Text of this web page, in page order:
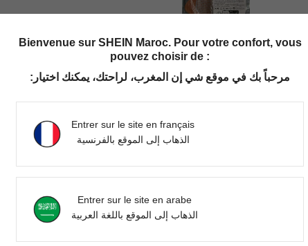
Utile (0)
Bienvenue sur SHEIN Maroc. Pour votre confort, vous
pouvez choisir de :
مرحباً بك في موقع شي إن المغرب، لراحتك، يمكنك اختيار:
Entrer sur le site en français
الذهاب إلى الموقع بالفرنسية
Entrer sur le site en arabe
الذهاب إلى الموقع باللغة العربية